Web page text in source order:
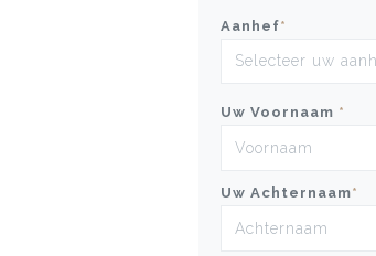
Aanhef*
Uw Voornaam *
Uw Achternaam*